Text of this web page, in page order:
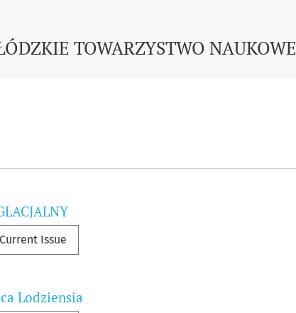
TOWARZYSTWO NAUKOWE
Current Issue
Lodziensia